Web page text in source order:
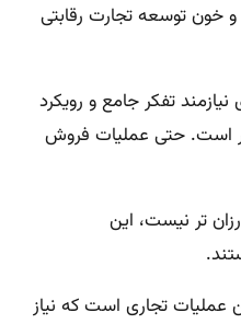
خون توسعه تجارت رقابتی
نیازمند تفکر جامع و رویکرد
است. حتی عملیات فروش
تر نیست، این
عملیات تجاری است که نیاز